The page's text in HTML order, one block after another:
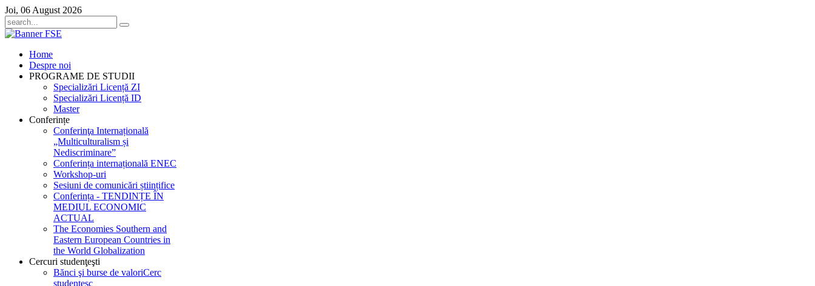
Joi, 06 August 2026
Home
Despre noi
PROGRAME DE STUDII
Specializări Licență ZI
Specializări Licență ID
Master
Conferințe
Conferinţa Internațională
„Multiculturalism și
Nediscriminare”
Conferința internațională ENEC
Workshop-uri
Sesiuni de comunicări științifice
Conferința - TENDINȚE ÎN
MEDIUL ECONOMIC
ACTUAL
The Economies Southern and
Eastern European Countries in
the World Globalization
Cercuri studenţeşti
Bănci şi burse de valoriCerc
studenţesc